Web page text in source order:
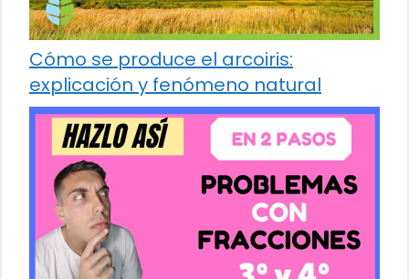
Cómo se produce el arcoiris:
explicación y fenómeno natural